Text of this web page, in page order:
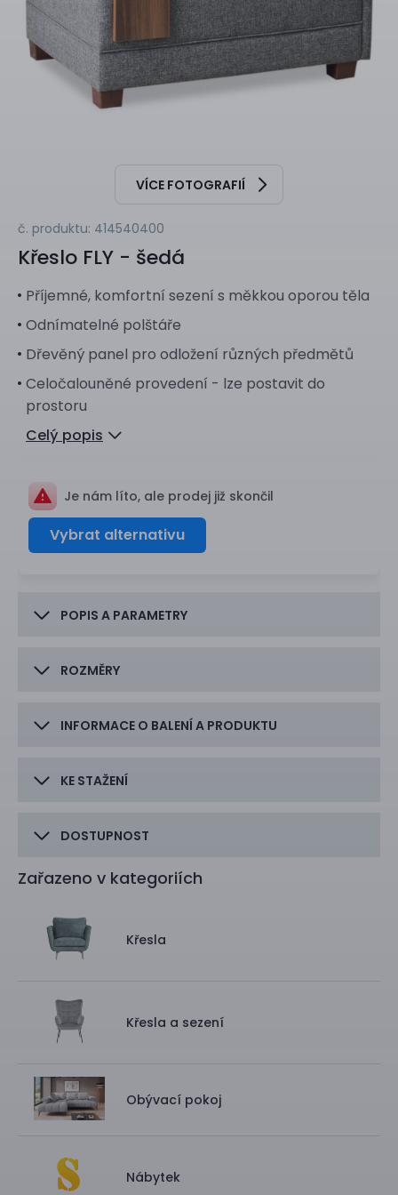
VÍCE FOTOGRAFIÍ
č. produktu: 414540400
Křeslo FLY - šedá
Příjemné, komfortní sezení s měkkou oporou těla
Odnímatelné polštáře
Dřevěný panel pro odložení různých předmětů
Celočalouněné provedení - lze postavit do
prostoru
Celý popis
Je nám líto, ale prodej již skončil
Vybrat alternativu
POPIS A PARAMETRY
ROZMĚRY
INFORMACE O BALENÍ A PRODUKTU
KE STAŽENÍ
DOSTUPNOST
Zařazeno v kategoriích
Křesla
Křesla a sezení
Obývací pokoj
Nábytek